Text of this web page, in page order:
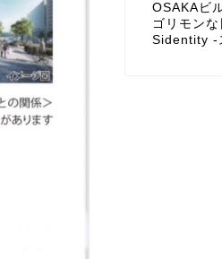
OSAKAビ
ゴリモンな
Sidentity -